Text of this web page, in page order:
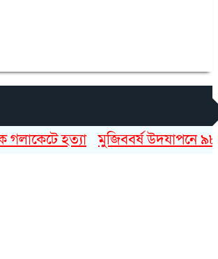
হত্যা মুজিববর্ষ উদযাপনে ৯৮২